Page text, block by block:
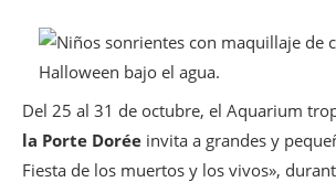
Del 25 al 31 de octubre, el Aquarium
la Porte Dorée invita a grandes y
Fiesta de los muertos y los vivos»,